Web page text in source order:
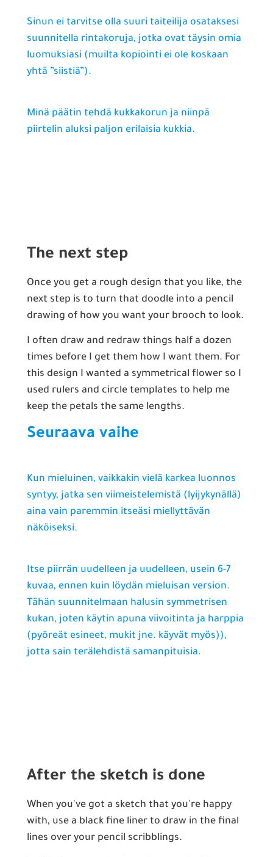
Sinun ei tarvitse olla suuri taiteilija osataksesi
suunnitella rintakoruja, jotka ovat täysin omia
luomuksiasi (muilta kopiointi ei ole koskaan
yhtä ”siistiä”).
Minä päätin tehdä kukkakorun ja niinpä
piirtelin aluksi paljon erilaisia kukkia.
The next step
Once you get a rough design that you like, the
next step is to turn that doodle into a pencil
drawing of how you want your brooch to look.
I often draw and redraw things half a dozen
times before I get them how I want them. For
this design I wanted a symmetrical flower so I
used rulers and circle templates to help me
keep the petals the same lengths.
Seuraava vaihe
Kun mieluinen, vaikkakin vielä karkea luonnos
syntyy, jatka sen viimeistelemistä (lyijykynällä)
aina vain paremmin itseäsi miellyttävän
näköiseksi.
Itse piirrän uudelleen ja uudelleen, usein 6-7
kuvaa, ennen kuin löydän mieluisan version.
Tähän suunnitelmaan halusin symmetrisen
kukan, joten käytin apuna viivoitinta ja harppia
(pyöreät esineet, mukit jne. käyvät myös)),
jotta sain terälehdistä samanpituisia.
After the sketch is done
When you've got a sketch that you're happy
with, use a black fine liner to draw in the final
lines over your pencil scribblings.